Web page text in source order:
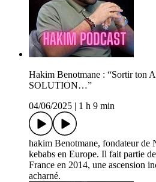
Hakim Benotmane : “Sortir ton
SOLUTION…”
04/06/2025
1 h 9 min
hakim Benotmane, fondateur de
kebabs en Europe. Il fait partie
France en 2014, une ascension
acharné.